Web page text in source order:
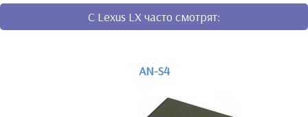
C Lexus LX часто смотрят:
AN-S4